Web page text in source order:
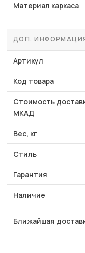
Материал каркаса
ДОП.
Артикул
Код товара
Стоимость
МКАД
Вес, кг
Стиль
Гарантия
Наличие
Ближайшая